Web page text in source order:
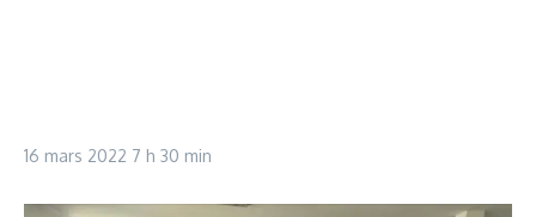
16 mars 2022 7 h 30 min